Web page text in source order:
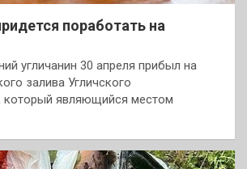
поработать на
угличанин 30 апреля прибыл на
залива Угличского
который являющийся местом